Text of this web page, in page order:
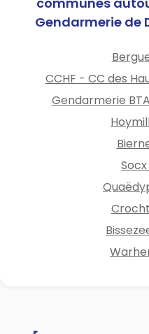
Gendarmerie de
CCHF - CC des
Gendarmerie